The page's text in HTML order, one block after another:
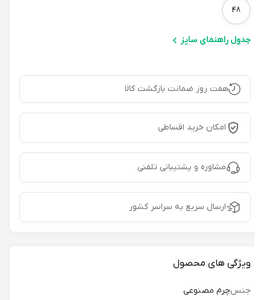
جدول راهنمای سایز
هفت روز ضمانت بازگشت کالا
امکان خرید اقساطی
مشاوره و پشتیبانی تلفنی
ارسال سریع به سراسر کشور
ویژگی های محصول
جنسچرم مصنوعی